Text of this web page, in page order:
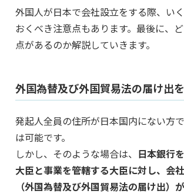
外国人が日本で会社設立をする際、い
おくべき注意点もあります。最後に、
点があるのか解説していきます。
外国為替及び外国貿易法の届け出
発起人全員の住所が日本国内にない方
は可能です。
しかし、そのような場合は、 日本銀行
大臣と事業を管轄する大臣に対し、会
（外国為替及び外国貿易法の届け出）